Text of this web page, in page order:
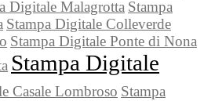
Digitale Malagrotta Stampa
Stampa Digitale Colleverde
Stampa Digitale Ponte di Nona
Stampa Digitale
Casale Lombroso Stampa